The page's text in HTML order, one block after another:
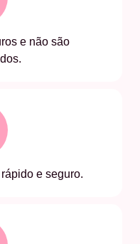
e não são
e seguro.